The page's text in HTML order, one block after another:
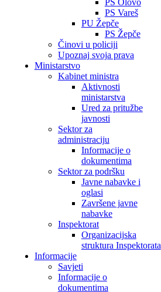
PS Olovo
PS Vareš
PU Žepče
PS Žepče
Činovi u policiji
Upoznaj svoja prava
Ministarstvo
Kabinet ministra
Aktivnosti
ministarstva
Ured za pritužbe
javnosti
Sektor za
administraciju
Informacije o
dokumentima
Sektor za podršku
Javne nabavke i
oglasi
Završene javne
nabavke
Inspektorat
Organizacijska
struktura Inspektorata
Informacije
Savjeti
Informacije o
dokumentima